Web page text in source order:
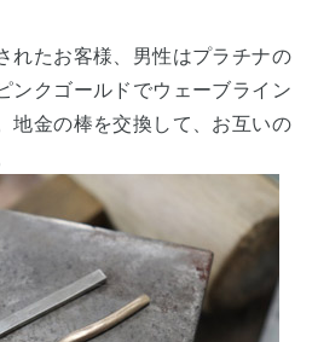
れたお客様、男性はプラチナの
ンクゴールドでウェーブライン
地金の棒を交換して、お互いの